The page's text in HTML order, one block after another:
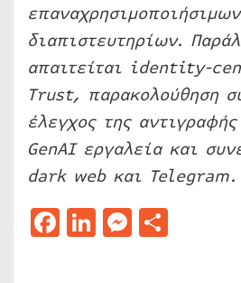
επαναχρησιμοποιήσιμων
διαπιστευτηρίων.
απαιτείται identity-
Trust, παρακολούθηση
έλεγχος της
GenAI εργαλεία και
dark web και Telegram.
Facebook
LinkedIn